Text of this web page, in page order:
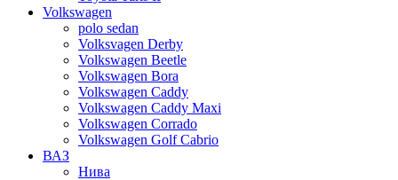
Volkswagen
polo sedan
Volksvagen Derby
Volkswagen Beetle
Volkswagen Bora
Volkswagen Caddy
Volkswagen Caddy Maxi
Volkswagen Corrado
Volkswagen Golf Cabrio
ВАЗ
Нива